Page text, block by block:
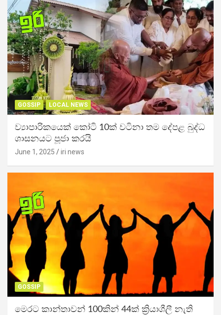
GOSSIP LOCAL NEWS
ව්‍යාපාරිකයෙක් කෝටි 10ක් වටිනා තම දේපළ බුද්ධ
ශාසනයට පූජා කරයි
June 1, 2025 iri news
GOSSIP
මෙරට කාන්තාවන් 100කින් 44ක් ක්‍රියාශීලී නැති